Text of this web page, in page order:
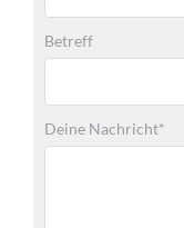
Betreff
Deine Nachricht*